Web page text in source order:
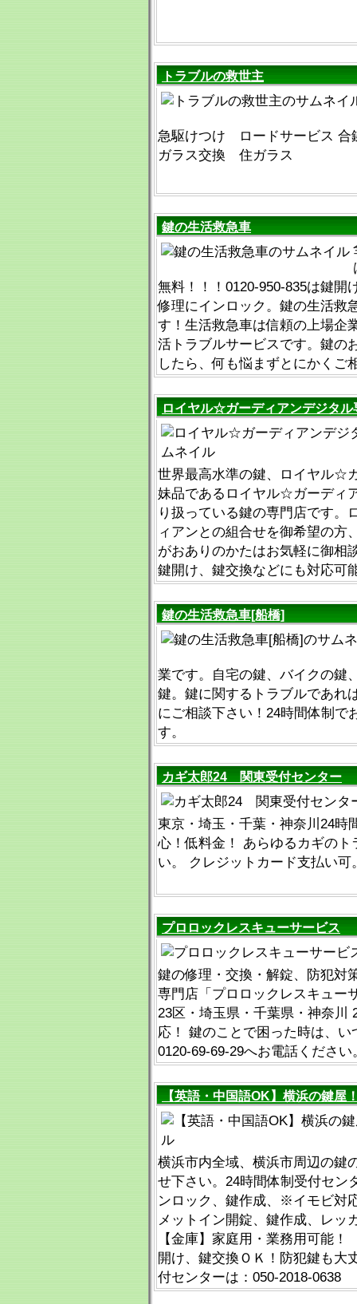
トラブルの救世主
急駆けつけ ロードサービス
ガラス交換 住ガラス
鍵の生活救急車
無料！！！0120-950-835は鍵開
修理にインロック。鍵の生活救
す！生活救急車は信頼の上場企
活トラブルサービスです。鍵の
したら、何も悩まずとにかくご
ロイヤル☆ガーディアンデジタル
世界最高水準の鍵、ロイヤル☆
妹品であるロイヤル☆ガーディ
り扱っている鍵の専門店です
ィアンとの組合せを御希望の方
がおありのかたはお気軽に御相
鍵開け、鍵交換などにも対応可
鍵の生活救急車[船橋]
業です。自宅の鍵、バイクの鍵
鍵。鍵に関するトラブルであれ
にご相談下さい！24時間体制で
す。
カギ太郎24 関東受付センター
東京・埼玉・千葉・神奈川24時
心！低料金！ あらゆるカギのト
い。 クレジットカード支払い可
プロロックレスキューサービス
鍵の修理・交換・解錠、防犯対
専門店「プロロックレスキュー
23区・埼玉県・千葉県・神奈川
応！ 鍵のことで困った時は、い
0120-69-69-29へお電話ください
【英語・中国語OK】横浜の鍵屋
横浜市内全域、横浜市周辺の鍵
せ下さい。24時間体制受付セン
ンロック、鍵作成、※イモビ
メットイン開錠、鍵作成、レッ
【金庫】家庭用・業務用可能！
開け、鍵交換ＯＫ！防犯鍵も大
付センターは：050-2018-0638